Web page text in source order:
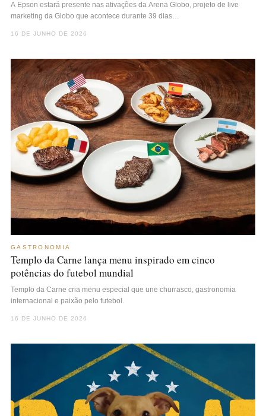
A Epson estará presente nas ativações da Arena Globo, projeto de live
marketing da Globo que acontece durante 39 dias…
16 DE JUNHO DE 2026
GASTRONOMIA
Templo da Carne lança menu inspirado em cinco
potências do futebol mundial
Templo da Carne cria menu especial que une churrasco, gastronomia
internacional e paixão pelo futebol.
16 DE JUNHO DE 2026